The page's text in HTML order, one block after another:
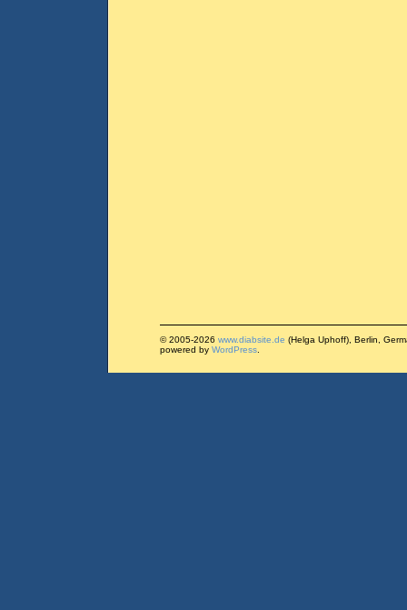
© 2005-2026 www.diabsite.de (Helga Uphoff), Berlin,
powered by WordPress.